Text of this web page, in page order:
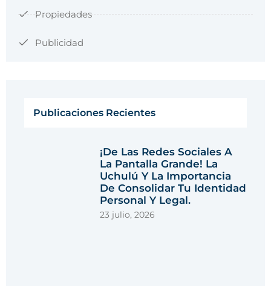
Propiedades
Publicidad
Publicaciones Recientes
¡De Las Redes Sociales A
La Pantalla Grande! La
Uchulú Y La Importancia
De Consolidar Tu Identidad
Personal Y Legal.
23 julio, 2026